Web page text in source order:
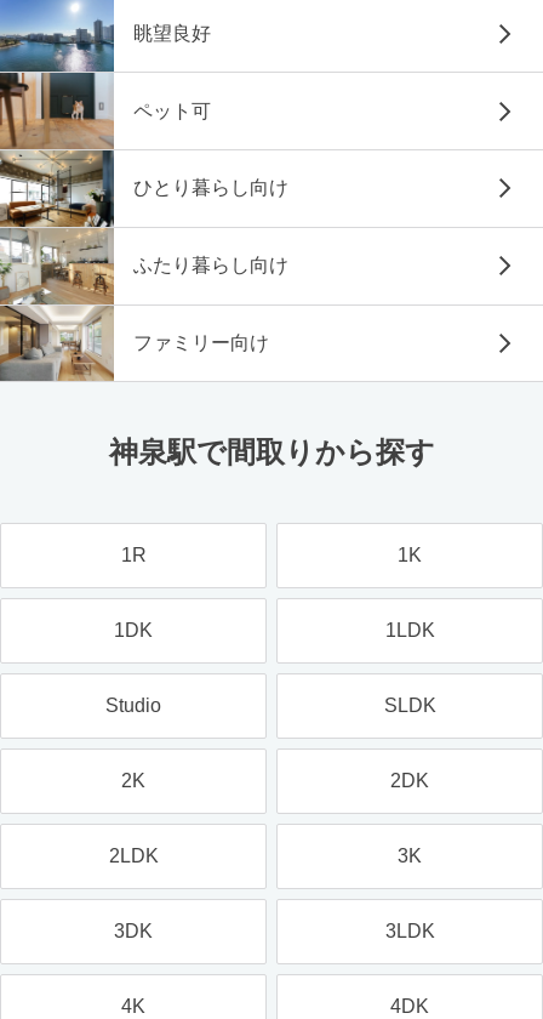
眺望良好
ペット可
ひとり暮らし向け
ふたり暮らし向け
ファミリー向け
神泉駅で間取りから探す
1R 1K
1DK 1LDK
Studio SLDK
2K 2DK
2LDK 3K
3DK 3LDK
4K 4DK